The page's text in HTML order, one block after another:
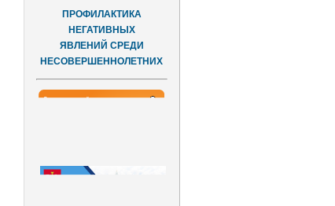
ПРОФИЛАКТИКА
НЕГАТИВНЫХ
ЯВЛЕНИЙ СРЕДИ
НЕСОВЕРШЕННОЛЕТНИХ